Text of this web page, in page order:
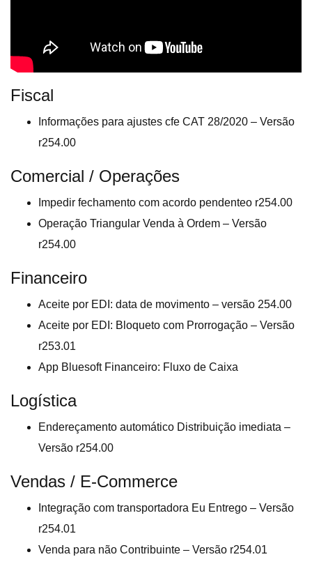
Fiscal
Informações para ajustes cfe CAT 28/2020 – Versão
r254.00
Comercial / Operações
Impedir fechamento com acordo pendenteo r254.00
Operação Triangular Venda à Ordem – Versão
r254.00
Financeiro
Aceite por EDI: data de movimento – versão 254.00
Aceite por EDI: Bloqueto com Prorrogação – Versão
r253.01
App Bluesoft Financeiro: Fluxo de Caixa
Logística
Endereçamento automático Distribuição imediata –
Versão r254.00
Vendas / E-Commerce
Integração com transportadora Eu Entrego – Versão
r254.01
Venda para não Contribuinte – Versão r254.01